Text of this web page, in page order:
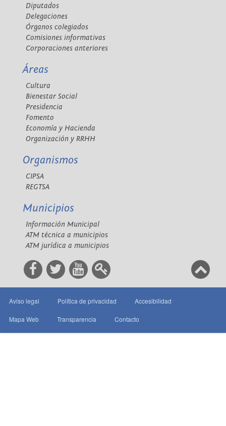
Diputados
Delegaciones
Órganos colegiados
Comisiones informativas
Corporaciones anteriores
Áreas
Cultura
Bienestar Social
Presidencia
Fomento
Economía y Hacienda
Organización y RRHH
Organismos
CIPSA
REGTSA
Municipios
Información Municipal
ATM técnica a municipios
ATM jurídica a municipios
Aviso legal Política de privacidad Accesibilidad
Mapa Web Transparencia Contacto